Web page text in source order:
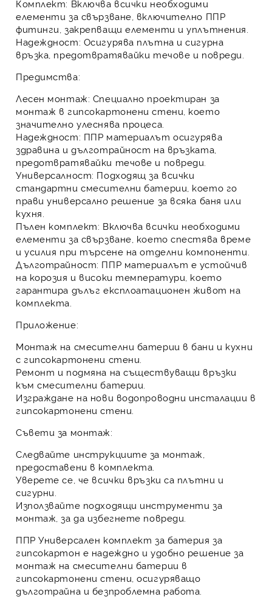
Комплект: Включва всички необходими
елементи за свързване, включително ППР
фитинги , закрепващи елементи и уплътнения.
Надеждност: Осигурява плътна и сигурна
връзка, предотвратявайки течове и повреди.
Предимства:
Лесен монтаж: Специално проектиран за
монтаж в гипсокартонени стени, което
значително улеснява процеса.
Надеждност: ППР материалът осигурява
здравина и дълготрайност на връзката,
предотвратявайки течове и повреди.
Универсалност: Подходящ за всички
стандартни смесителни батерии, което го
прави универсално решение за всяка баня или
кухня.
Пълен комплект: Включва всички необходими
елементи за свързване, което спестява време
и усилия при търсене на отделни компоненти.
Дълготрайност: ППР материалът е устойчив
на корозия и високи температури, което
гарантира дълъг експлоатационен живот на
комплекта.
Приложение:
Монтаж на смесителни батерии в бани и кухни
с гипсокартонени стени.
Ремонт и подмяна на съществуващи връзки
към смесителни батерии.
Изграждане на нови водопроводни инсталации в
гипсокартонени стени.
Съвети за монтаж:
Следвайте инструкциите за монтаж,
предоставени в комплекта.
Уверете се, че всички връзки са плътни и
сигурни.
Използвайте подходящи инструменти за
монтаж, за да избегнете повреди.
ППР Универсален комплект за батерия за
гипсокартон е надеждно и удобно решение за
монтаж на смесителни батерии в
гипсокартонени стени, осигуряващо
дълготрайна и безпроблемна работа.